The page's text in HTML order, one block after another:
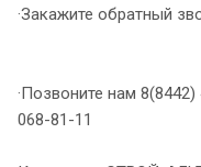
·Закажите обратный
·Позвоните нам
068-81-11